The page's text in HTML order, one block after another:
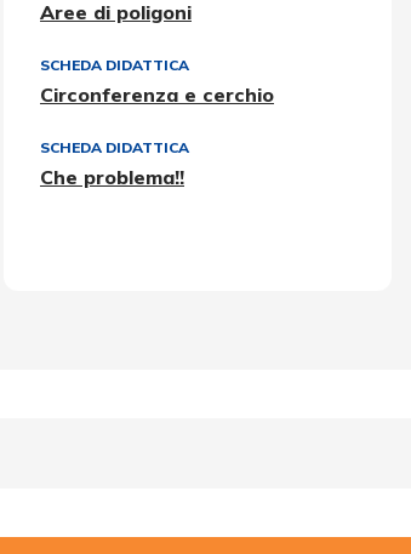
Aree di poligoni
SCHEDA DIDATTICA
Circonferenza e cerchio
SCHEDA DIDATTICA
Che problema!!